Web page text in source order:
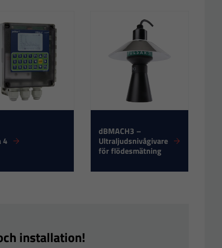
4
dBMACH3 –
Ultraljudsnivågivare
för flödesmätning
installation!